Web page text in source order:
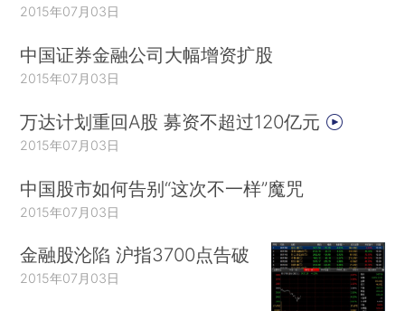
2015年07月03日
中国证券金融公司大幅增资扩股
2015年07月03日
万达计划重回A股 募资不超过120亿元
2015年07月03日
中国股市如何告别“这次不一样”魔咒
2015年07月03日
金融股沦陷 沪指3700点告破
2015年07月03日